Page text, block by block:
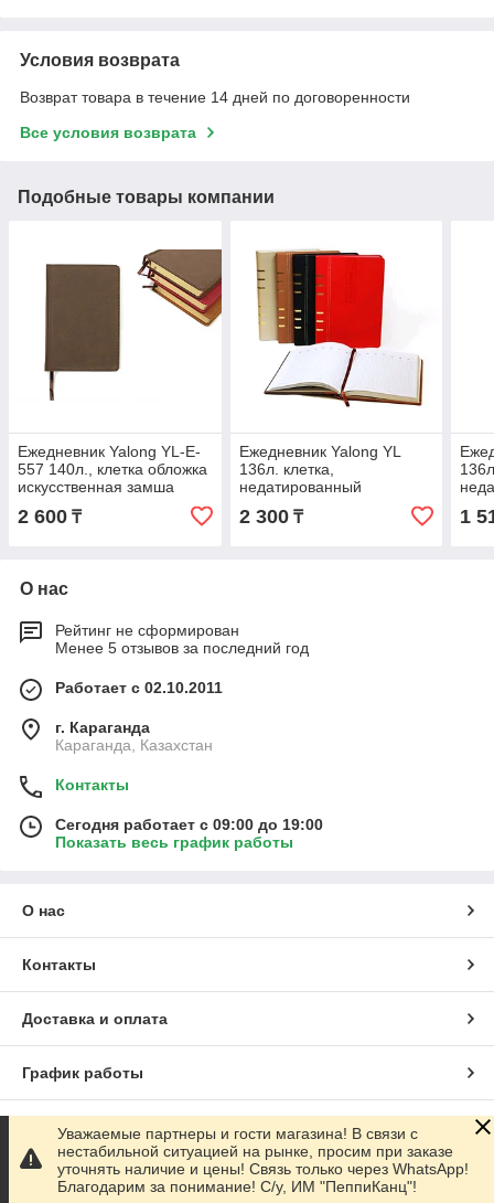
Условия возврата
Возврат товара в течение 14 дней по договоренности
Все условия возврата
Подобные товары компании
Ежедневник Yalong YL-E-
557 140л., клетка обложка
искусственная замша
2 600 ₸
Ежедневник Yalong YL
136л. клетка,
недатированный
2 300₸ 1
О нас
Рейтинг не сформирован
Менее 5 отзывов за последний год
Работает с 02.10.2011
г. Караганда
Караганда, Казахстан
Контакты
Сегодня работает с 09:00 до 19:00
Показать весь график работы
О нас
Контакты
Доставка и оплата
График работы
Полная версия сайта
Сайт создан на маркетплейсе Satu.kz
Уважаемые партнеры и гости магазина! В связи с
нестабильной ситуацией на рынке, просим при заказе
уточнять наличие и цены! Связь только через WhatsApp!
Благодарим за понимание! С/у, ИМ "ПеппиКанц"!